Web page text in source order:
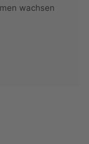
wachsen